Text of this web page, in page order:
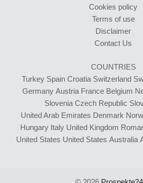
Cookies policy
Terms of use
Disclaimer
Contact Us
COUNTRIES
Turkey Spain Croatia Switzerland
Germany Austria France Belgium
Slovenia Czech Republic
United Arab Emirates Denmark
Hungary Italy United Kingdom
United States United States Australia